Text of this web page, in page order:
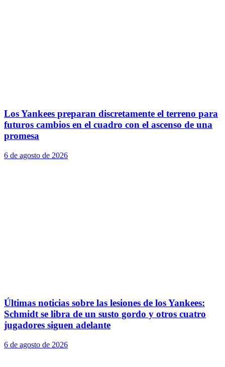
Los Yankees preparan discretamente el terreno para
futuros cambios en el cuadro con el ascenso de una
promesa
6 de agosto de 2026
Últimas noticias sobre las lesiones de los Yankees:
Schmidt se libra de un susto gordo y otros cuatro
jugadores siguen adelante
6 de agosto de 2026